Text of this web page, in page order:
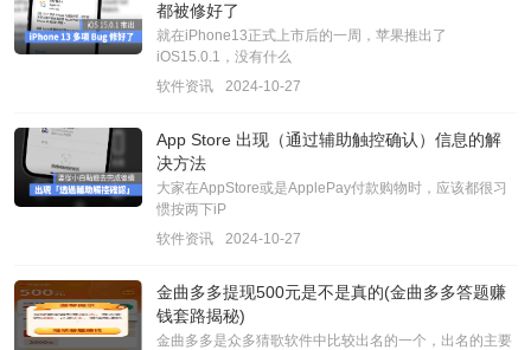
都被修好了
就在iPhone13正式上市后的一周，苹果推出了
iOS15.0.1，没有什么
软件资讯
2024-10-27
App Store 出现（通过辅助触控确认）信息的解
决方法
大家在AppStore或是ApplePay付款购物时，应该都很习
惯按两下iP
软件资讯
2024-10-27
金曲多多提现500元是不是真的(金曲多多答题赚
钱套路揭秘)
金曲多多是众多猜歌软件中比较出名的一个，出名的主要